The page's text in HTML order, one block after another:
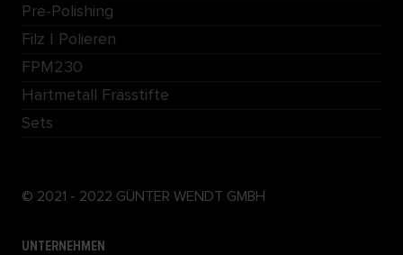
Pre-Polishing
Filz | Polieren
FPM230
Hartmetall Frässtifte
Sets
© 2021 - 2022 GÜNTER WENDT GMBH
UNTERNEHMEN